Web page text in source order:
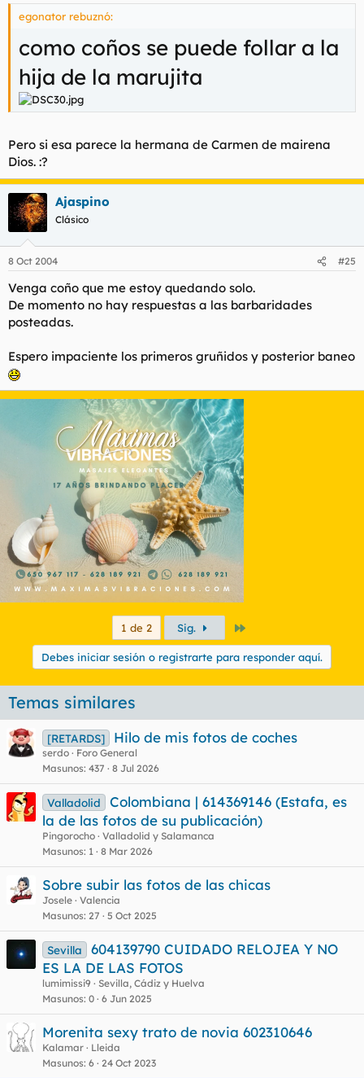
egonator rebuznó:
como coños se puede follar a la
hija de la marujita
Pero si esa parece la hermana de Carmen de mairena
Dios. :?
Ajaspino
Clásico
8 Oct 2004 #25
Venga coño que me estoy quedando solo.
De momento no hay respuestas a las barbaridades
posteadas.
Espero impaciente los primeros gruñidos y posterior baneo
1 de 2 Sig.
Debes iniciar sesión o registrarte para responder aquí.
Temas similares
[RETARDS] Hilo de mis fotos de coches
serdo
Foro General
Masunos 437 8 Jul 2026
Valladolid
Colombiana | 614369146 (Estafa, es
la de las fotos de su publicación)
Pingorocho Valladolid y Salamanca
Masunos 1 8 Mar 2026
Sobre subir las fotos de las chicas
Josele Valencia
Masunos 27 5 Oct 2025
Sevilla
604139790 CUIDADO RELOJEA Y NO
ES LA DE LAS FOTOS
lumimissi9
Sevilla, Cádiz y Huelva
Masunos 0 6 Jun 2025
Morenita sexy trato de novia 602310646
Kalamar
Lleida
Masunos 6 24 Oct 2023